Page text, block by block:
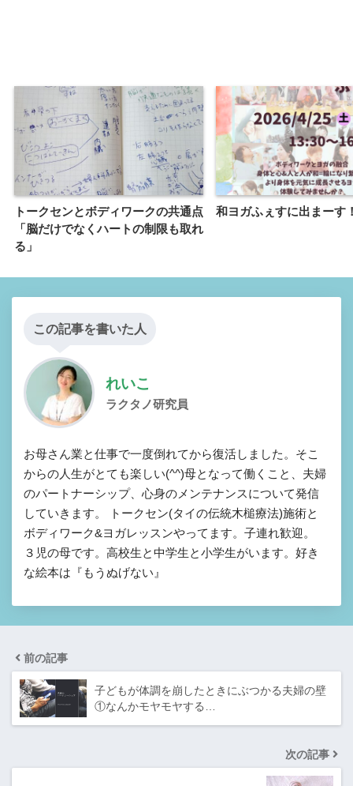
トークセンとボディワークの共通点
「脳だけでなくハートの制限も取れ
る」
和ヨガふぇすに出まーす
この記事を書いた人
れいこ
ラクタノ研究員
お母さん業と仕事で一度倒れてから復活しました。そこ
からの人生がとても楽しい(^^)母となって働くこと、夫婦
のパートナーシップ、心身のメンテナンスについて発信
していきます。 トークセン(タイの伝統木槌療法)施術と
ボディワーク&ヨガレッスンやってます。子連れ歓迎。
３児の母です。高校生と中学生と小学生がいます。好き
な絵本は『もうぬげない』
前の記事
子どもが体調を崩したときにぶつかる夫婦の壁
①なんかモヤモヤする…
次の記事